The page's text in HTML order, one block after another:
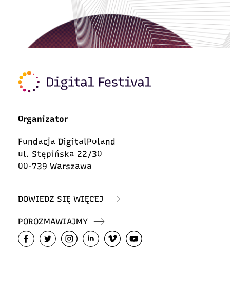
Organizator
Fundacja DigitalPoland
ul. Stępińska 22/30
00-739 Warszawa
DOWIEDZ SIĘ WIĘCEJ
POROZMAWIAJMY